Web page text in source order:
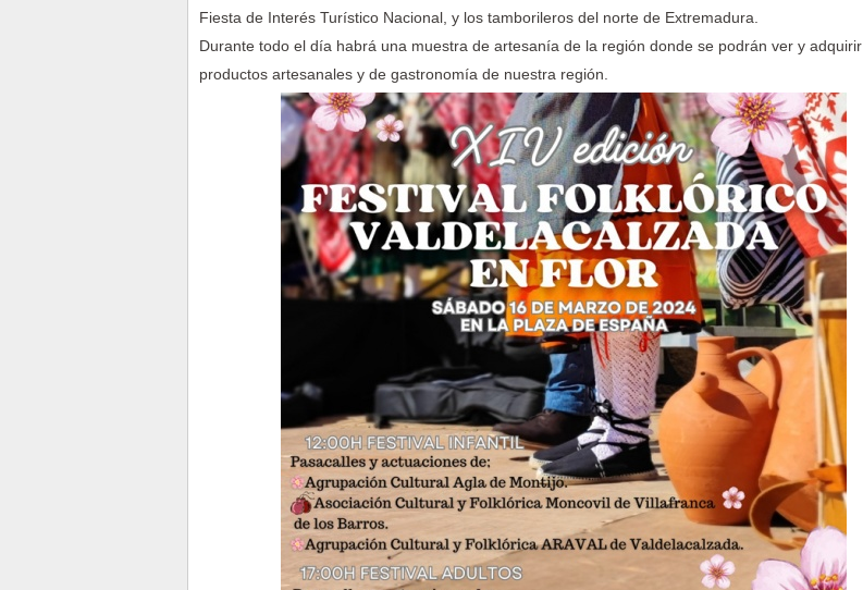
Fiesta de Interés Turístico Nacional, y los tamborileros del norte de Extremadura.
Durante todo el día habrá una muestra de artesanía de la región donde se podrán ver y adquirir
productos artesanales y de gastronomía de nuestra región.